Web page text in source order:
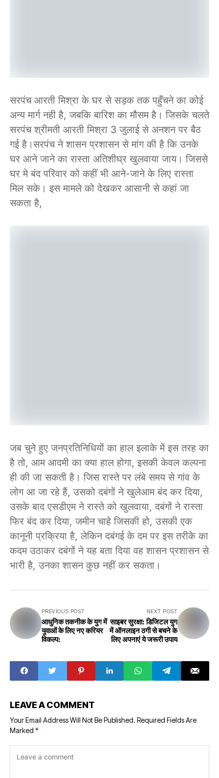
सरपंच आरती मिश्रा के घर से सड़क तक पहुँचने का कोई
अन्य मार्ग नही है, जबकि बारिश का मौसम है। जिसके चलते
सरपंच श्रीमती आरती मिश्रा 3 जुलाई से अनशन पर बैठ
गई है।सरपंच ने शासन प्रशासन से मांग की है कि उनके
घर आने जाने का रास्ता अतिशीघ्र खुलवाया जाय। जिससे
घर मे बंद परिवार को कहीं भी आने-जाने के लिए रास्ता
मिल सके। इस मामले को देखकर आसानी से कहां जा
सकता है,
जब चुने हुए जनप्रतिनिधियों का हाल इलाके में इस तरह का
है तो, आम आदमी का क्या हाल होगा, इसकी केवल कल्पना
ही की जा सकती है। जिस रास्ते पर लंबे समय से गांव के
लोग आ जा रहे हैं, उसको दबंगों ने खुलेआम बंद कर दिया,
उसके बाद एसडीएम ने रास्ते को खुलवाया, दबंगों ने रास्ता
फिर बंद कर दिया, जमीन चाहे जिसकी हो, उसकी एक
कानूनी प्रक्रिया है, लेकिन दबंगई के दम पर इस तरीके का
कदम उठाकर दबंगों ने यह बता दिया वह शासन प्रशासन से
भारी है, उनका शासन कुछ नहीं कर सकता।
PREVIOUS POST
आधुनिक तकनीक के युग में
युवाओं के लिए नए करियर
विकल्प:
NEXT POST
साइबर सुरक्षा: डिजिटल युग
में ऑनलाइन ठगी से बचने के
लिए अपनाएं ये जरूरी उपाय
LEAVE A COMMENT
Your Email Address Will Not Be Published. Required Fields Are
Marked *